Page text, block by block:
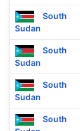
South
Sudan
South
Sudan
South
Sudan
South